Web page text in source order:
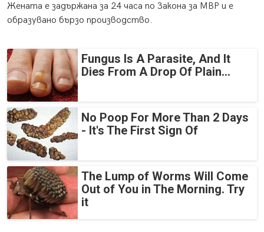
Жената е задържана за 24 часа по Закона за МВР и е
образувано бързо производство.
Fungus Is A Parasite, And It
Dies From A Drop Of Plain...
No Poop For More Than 2 Days
- It's The First Sign Of
The Lump of Worms Will Come
Out of You in The Morning. Try
it